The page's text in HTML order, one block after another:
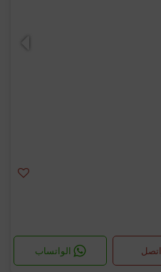
اتصل الواتساب